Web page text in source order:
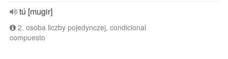
tú [mugir]
2. osoba liczby pojedynczej, condicional
compuesto